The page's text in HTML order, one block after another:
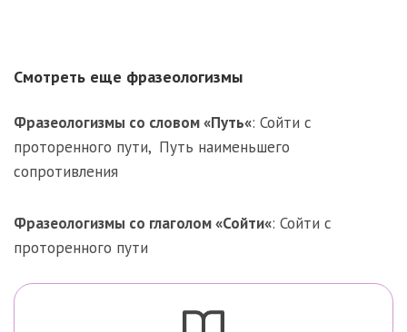
Смотреть еще фразеологизмы
Фразеологизмы со словом «Путь«: Сойти с
проторенного пути, Путь наименьшего
сопротивления
Фразеологизмы со глаголом «Сойти«: Сойти с
проторенного пути